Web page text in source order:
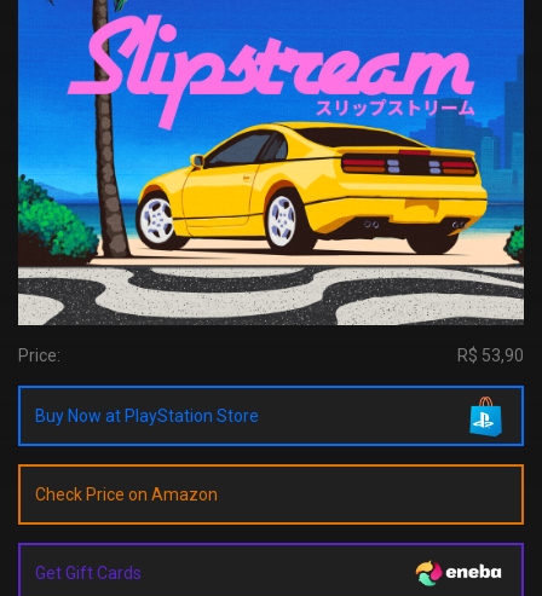
Price: R$ 53,90
Buy Now at PlayStation Store
Check Price on Amazon
Get Gift Cards